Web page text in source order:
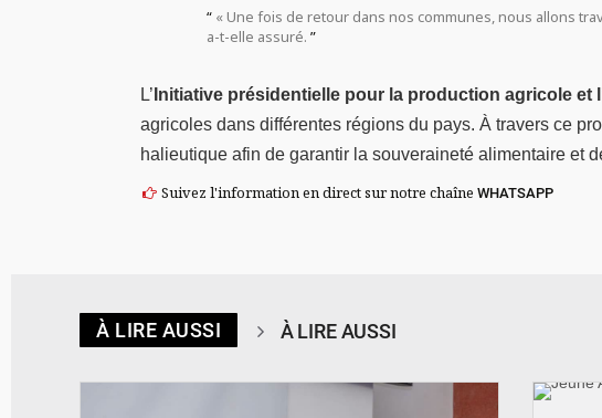
« Une fois de retour dans nos communes, nous allons
a-t-elle assuré.
L’ Initiative présidentielle pour la production agricole et
agricoles dans différentes régions du pays. À travers ce
halieutique afin de garantir la souveraineté alimentaire et
Suivez l'information en direct sur notre chaîneWHATSAPP
À LIRE AUSSI À LIRE AUSSI